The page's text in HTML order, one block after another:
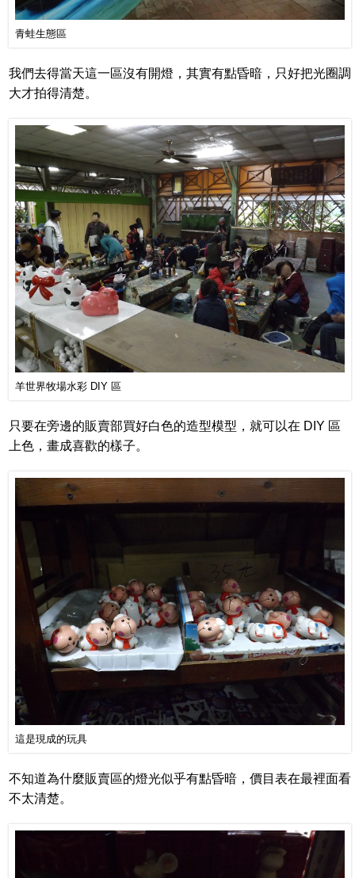
青蛙生態區
我們去得當天這一區沒有開燈，其實有點昏暗，只好把光圈調
大才拍得清楚。
羊世界牧場水彩 DIY 區
只要在旁邊的販賣部買好白色的造型模型，就可以在 DIY 區
上色，畫成喜歡的樣子。
這是現成的玩具
不知道為什麼販賣區的燈光似乎有點昏暗，價目表在最裡面看
不太清楚。